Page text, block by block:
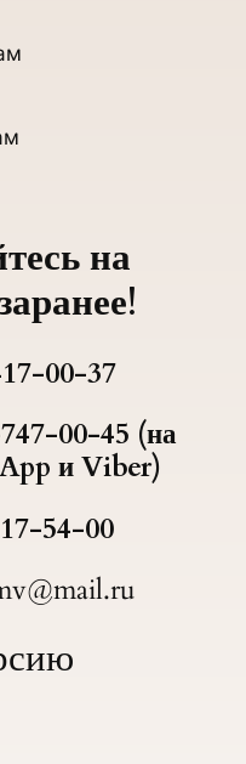
на
00-37
00-45 (на
и Viber)
54-00